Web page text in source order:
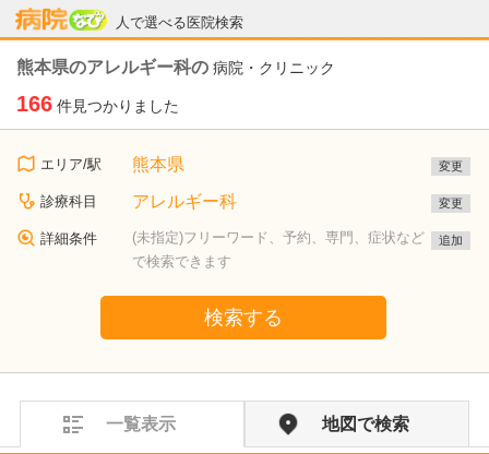
人で選べる医院検索
病院なび
熊本県のアレルギー科の 病院・クリニック
166 件見つかりました
エリア/駅 熊本県 変更
診療科目 アレルギー科 変更
詳細条件
(未指定)フリーワード、予約、専門、症状など
で検索できます
追加
検索する
一覧表示 地図で検索